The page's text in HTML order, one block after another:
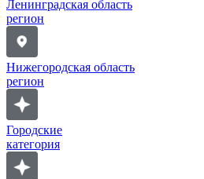
Ленинградская область
регион
Нижегородская область
регион
Городские
категория